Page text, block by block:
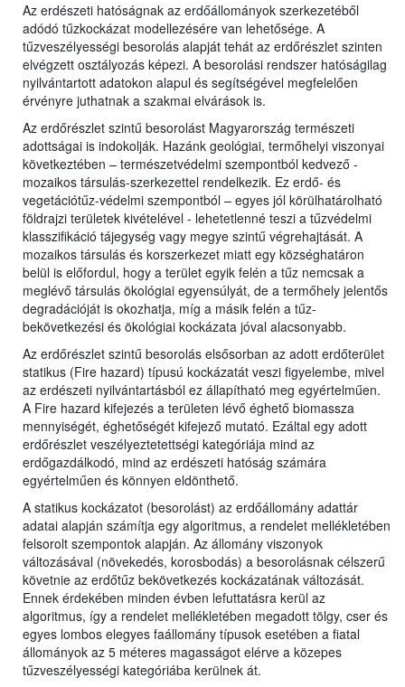
Az erdészeti hatóságnak az erdőállományok szerkezetéből
adódó tűzkockázat modellezésére van lehetősége. A
tűzveszélyességi besorolás alapját tehát az erdőrészlet szinten
elvégzett osztályozás képezi. A besorolási rendszer hatóságilag
nyilvántartott adatokon alapul és segítségével megfelelően
érvényre juthatnak a szakmai elvárások is.
Az erdőrészlet szintű besorolást Magyarország természeti
adottságai is indokolják. Hazánk geológiai, termőhelyi viszonyai
következtében – természetvédelmi szempontból kedvező -
mozaikos társulás-szerkezettel rendelkezik. Ez erdő- és
vegetációtűz-védelmi szempontból – egyes jól körülhatárolható
földrajzi területek kivételével - lehetetlenné teszi a tűzvédelmi
klasszifikáció tájegység vagy megye szintű végrehajtását. A
mozaikos társulás és korszerkezet miatt egy községhatáron
belül is előfordul, hogy a terület egyik felén a tűz nemcsak a
meglévő társulás ökológiai egyensúlyát, de a termőhely jelentős
degradációját is okozhatja, míg a másik felén a tűz-
bekövetkezési és ökológiai kockázata jóval alacsonyabb.
Az erdőrészlet szintű besorolás elsősorban az adott erdőterület
statikus (Fire hazard) típusú kockázatát veszi figyelembe, mivel
az erdészeti nyilvántartásból ez állapítható meg egyértelműen.
A Fire hazard kifejezés a területen lévő éghető biomassza
mennyiségét, éghetőségét kifejező mutató. Ezáltal egy adott
erdőrészlet veszélyeztetettségi kategóriája mind az
erdőgazdálkodó, mind az erdészeti hatóság számára
egyértelműen és könnyen eldönthető.
A statikus kockázatot (besorolást) az erdőállomány adattár
adatai alapján számítja egy algoritmus, a rendelet mellékletében
felsorolt szempontok alapján. Az állomány viszonyok
változásával (növekedés, korosbodás) a besorolásnak célszerű
követnie az erdőtűz bekövetkezés kockázatának változását.
Ennek érdekében minden évben lefuttatásra kerül az
algoritmus, így a rendelet mellékletében megadott tölgy, cser és
egyes lombos elegyes faállomány típusok esetében a fiatal
állományok az 5 méteres magasságot elérve a közepes
tűzveszélyességi kategóriába kerülnek át.